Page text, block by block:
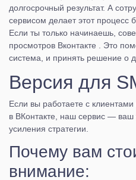
долгосрочный результат. А
сервисом делает этот
Если ты только начинаешь,
просмотров Вконтакте . Это
система, и принять решение о
Версия для
Если вы работаете с
в ВКонтакте, наш сервис — ваш
усиления стратегии.
Почему вам
внимание: